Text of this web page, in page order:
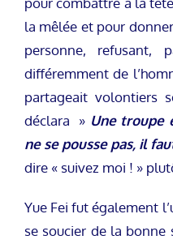
la mêlée et pour
personne, refusant,
différemment de
partageait volontiers
déclara » Une troupe
ne se pousse pas, il
dire « suivez moi ! »
Yue Fei fut également
se soucier de la bonne